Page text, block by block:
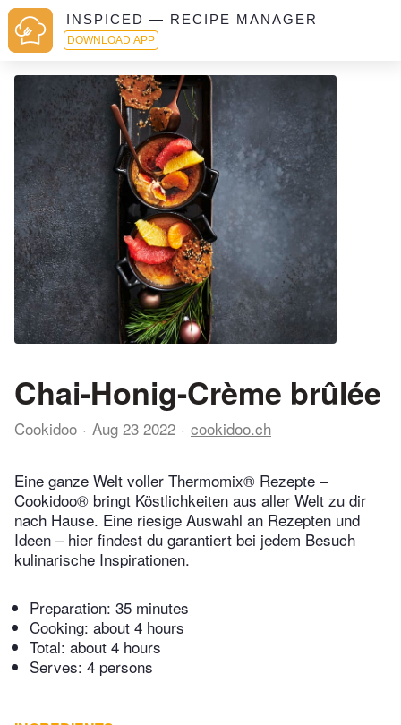
INSPICED — RECIPE MANAGER
DOWNLOAD APP
Chai-Honig-Crème brûlée
Cookidoo Aug 23 2022 cookidoo.ch
Eine ganze Welt voller Thermomix® Rezepte –
Cookidoo® bringt Köstlichkeiten aus aller Welt zu dir
nach Hause. Eine riesige Auswahl an Rezepten und
Ideen – hier findest du garantiert bei jedem Besuch
kulinarische Inspirationen.
Preparation: 35 minutes
Cooking: about 4 hours
Total: about 4 hours
Serves: 4 persons